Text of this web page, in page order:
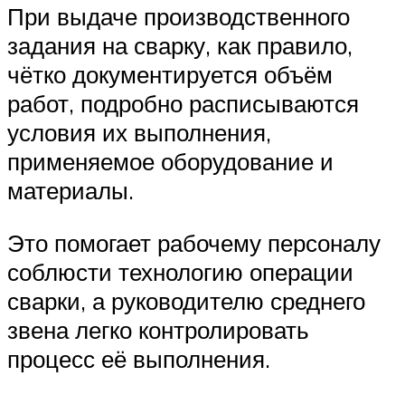
При выдаче производственного
задания на сварку, как правило,
чётко документируется объём
работ, подробно расписываются
условия их выполнения,
применяемое оборудование и
материалы.
Это помогает рабочему персоналу
соблюсти технологию операции
сварки, а руководителю среднего
звена легко контролировать
процесс её выполнения.